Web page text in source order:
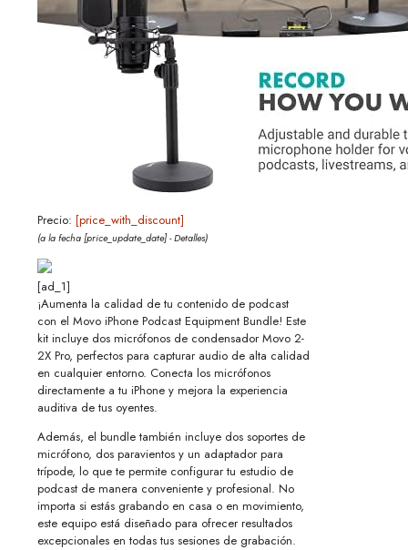
Precio: [price_with_discount]
(a la fecha [price_update_date] -Detalles)
[ad_1]
¡Aumenta la calidad de tu contenido de podcast
con el Movo iPhone Podcast Equipment Bundle! Este
kit incluye dos micrófonos de condensador Movo 2-
2X Pro, perfectos para capturar audio de alta calidad
en cualquier entorno. Conecta los micrófonos
directamente a tu iPhone y mejora la experiencia
auditiva de tus oyentes.
Además, el bundle también incluye dos soportes de
micrófono, dos paravientos y un adaptador para
trípode, lo que te permite configurar tu estudio de
podcast de manera conveniente y profesional. No
importa si estás grabando en casa o en movimiento,
este equipo está diseñado para ofrecer resultados
excepcionales en todas tus sesiones de grabación.